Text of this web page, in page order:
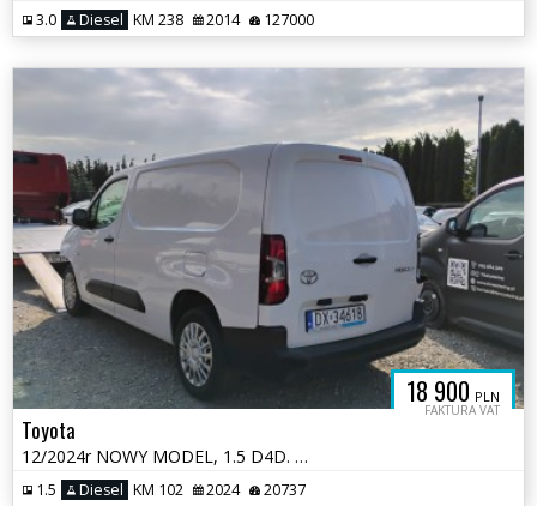
3.0 Diesel KM 238 2014 127000
18 900 PLN
FAKTURA VAT
Toyota
12/2024r NOWY MODEL, 1.5 D4D. LONG. Uszkodzony przód. Pali. VAT 23%
1.5 Diesel KM 102 2024 20737